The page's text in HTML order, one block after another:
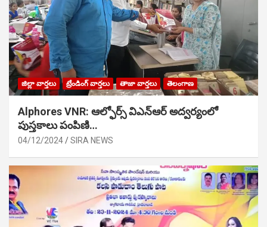
జిల్లా వార్తలు ట్రేండింగ్ వార్తలు తాజా వార్తలు తెలంగాణ
Alphores VNR: ఆల్ఫోర్స్ విఎన్ఆర్ అద్వర్యంలో
పుస్తకాలు పంపిణి…
04/12/2024 SIRA NEWS